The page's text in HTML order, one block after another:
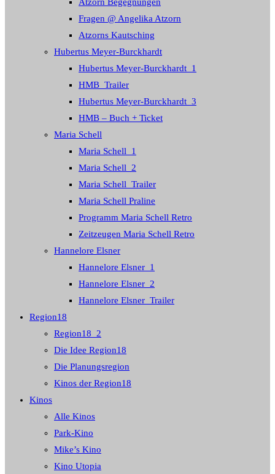
Fragen @ Angelika Atzorn
Atzorns Kautsching
Hubertus Meyer-Burckhardt
Hubertus Meyer-Burckhardt_1
HMB_Trailer
Hubertus Meyer-Burckhardt_3
HMB – Buch + Ticket
Maria Schell
Maria Schell_1
Maria Schell_2
Maria Schell_Trailer
Maria Schell Praline
Programm Maria Schell Retro
Zeitzeugen Maria Schell Retro
Hannelore Elsner
Hannelore Elsner_1
Hannelore Elsner_2
Hannelore Elsner_Trailer
Region18
Region18_2
Die Idee Region18
Die Planungsregion
Kinos der Region18
Kinos
Alle Kinos
Park-Kino
Mike’s Kino
Kino Utopia